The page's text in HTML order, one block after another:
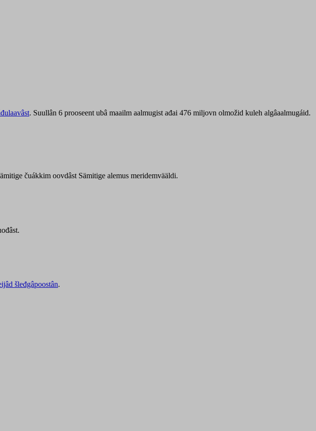
. Suullân 6 prooseent ubâ maailm aalmugist ađai 476 miljovn olmožid kuleh algâaalmugáid.
čuákkim oovdâst Sämitige alemus meridemvääldi.
šleđgâpoostân.